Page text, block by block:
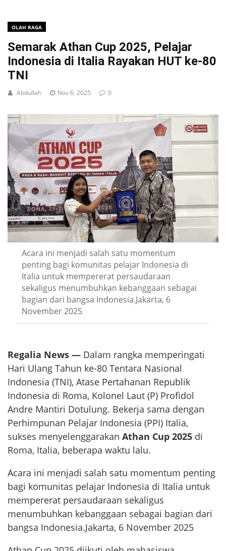
OLAH RAGA
Semarak Athan Cup 2025, Pelajar
Indonesia di Italia Rayakan HUT ke-80
TNI
Abdullah Nov 6, 2025 0
Acara ini menjadi salah satu momentum
penting bagi komunitas pelajar Indonesia di
Italia untuk mempererat persaudaraan
sekaligus menumbuhkan kebanggaan sebagai
bagian dari bangsa Indonesia.Jakarta, 6
November 2025
Regalia News — Dalam rangka memperingati
Hari Ulang Tahun ke-80 Tentara Nasional
Indonesia (TNI), Atase Pertahanan Republik
Indonesia di Roma, Kolonel Laut (P) Profidol
Andre Mantiri Dotulung. Bekerja sama dengan
Perhimpunan Pelajar Indonesia (PPI) Italia,
sukses menyelenggarakan Athan Cup 2025 di
Roma, Italia, beberapa waktu lalu.
Acara ini menjadi salah satu momentum penting
bagi komunitas pelajar Indonesia di Italia untuk
mempererat persaudaraan sekaligus
menumbuhkan kebanggaan sebagai bagian dari
bangsa Indonesia.Jakarta, 6 November 2025